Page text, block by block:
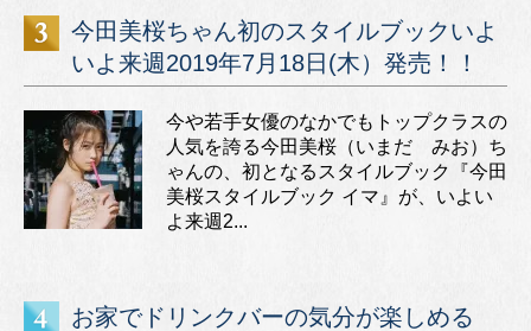
今田美桜ちゃん初のスタイルブックいよ
いよ来週2019年7月18日(木）発売！！
今や若手女優のなかでもトップクラスの
人気を誇る今田美桜（いまだ みお）ち
ゃんの、初となるスタイルブック『今田
美桜スタイルブック イマ』が、いよい
よ来週2...
お家でドリンクバーの気分が楽しめる